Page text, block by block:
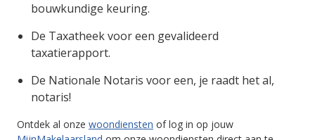
bouwkundige keuring.
De Taxatheek voor een gevalideerd
taxatierapport.
De Nationale Notaris voor een, je raadt het al,
notaris!
Ontdek al onze woondiensten of log in op jouw